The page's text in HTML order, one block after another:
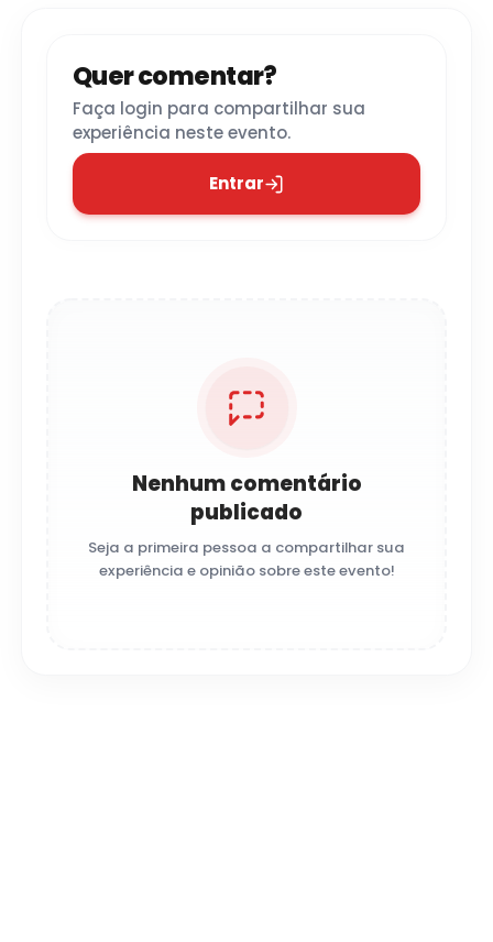
Quer comentar?
Faça login para compartilhar sua
experiência neste evento.
Entrar
Nenhum comentário
publicado
Seja a primeira pessoa a compartilhar sua
experiência e opinião sobre este evento!